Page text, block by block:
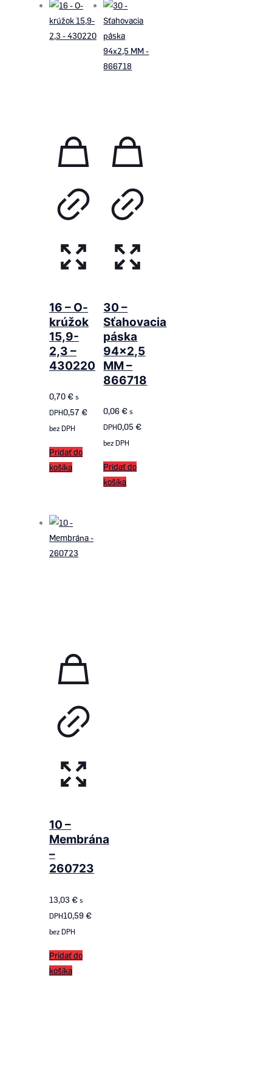
16 – O-
krúžok
15,9-
2,3 –
430220
0,70€ s
DPH0,57 €
bez DPH
Pridať do
košíka
30 –
Sťahovacia
páska
94×2,5
MM –
866718
0,06€ s
DPH0,05€
bez DPH
Pridať do
košíka
10 –
Membrána
–
260723
13,03€ s
DPH10,59€
bez DPH
Pridať do
košíka